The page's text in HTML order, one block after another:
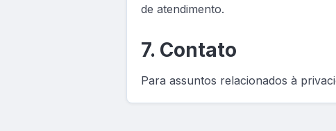
de atendimento.
7. Contato
Para assuntos relacionados à